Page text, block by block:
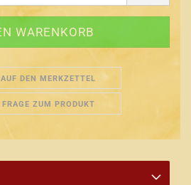
AUF DEN MERKZETTEL
FRAGE ZUM PRODUKT